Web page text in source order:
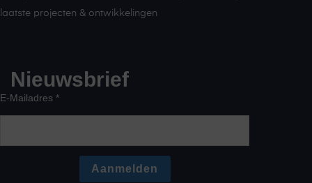
laatste projecten & ontwikkelingen
Nieuwsbrief
E-Mailadres *
Aanmelden